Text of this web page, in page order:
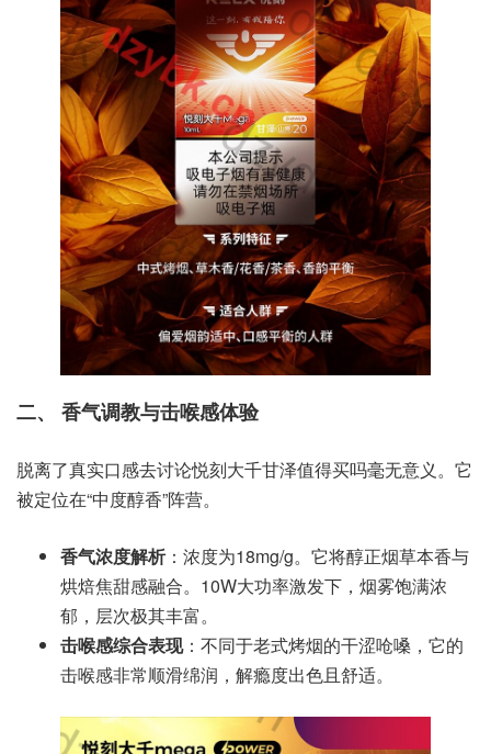
二、 香气调教与击喉感体验
脱离了真实口感去讨论悦刻大千甘泽值得买吗毫无意义。它
被定位在“中度醇香”阵营。
香气浓度解析：浓度为18mg/g。它将醇正烟草本香与
烘焙焦甜感融合。10W大功率激发下，烟雾饱满浓
郁，层次极其丰富。
击喉感综合表现：不同于老式烤烟的干涩呛嗓，它的
击喉感非常顺滑绵润，解瘾度出色且舒适。